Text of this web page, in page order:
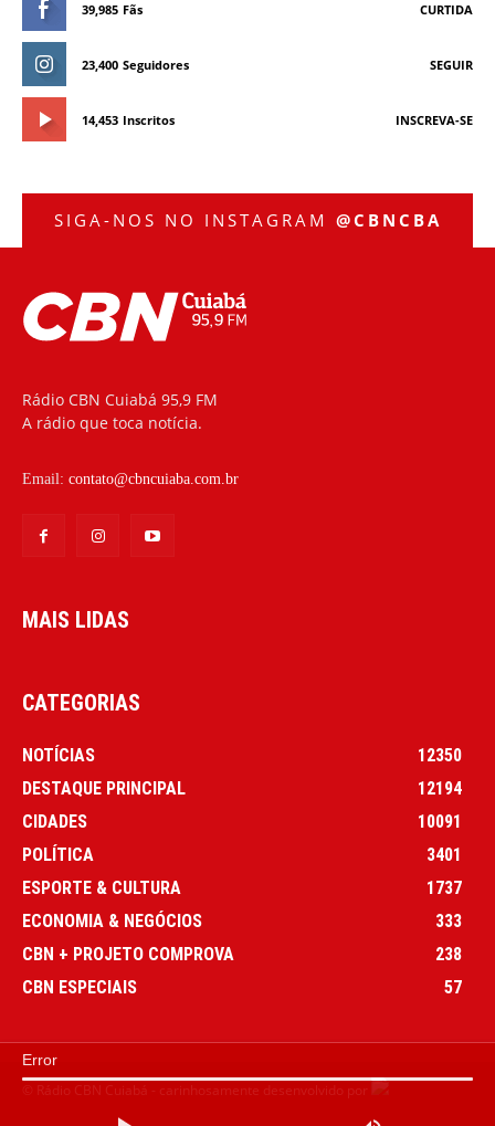
39,985 Fãs CURTIDA
23,400 Seguidores SEGUIR
14,453 Inscritos INSCREVA-SE
Error
SIGA-NOS NO INSTAGRAM @CBNCBA
Rádio CBN Cuiabá 95,9 FM
A rádio que toca notícia.
Email: contato@cbncuiaba.com.br
MAIS LIDAS
CATEGORIAS
NOTÍCIAS
12350
DESTAQUE PRINCIPAL
12194
CIDADES
10091
POLÍTICA
3401
ESPORTE & CULTURA
1737
ECONOMIA & NEGÓCIOS
333
CBN + PROJETO COMPROVA
238
CBN ESPECIAIS
57
© Rádio CBN Cuiabá - carinhosamente desenvolvido por